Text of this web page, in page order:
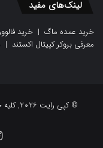
لینک‌های مفید
خرید عمده ماگ | خرید
معرفی بروکر کپیتال اکستند |
© کپی رایت 2026, کلیه حقوق محفوظ است |